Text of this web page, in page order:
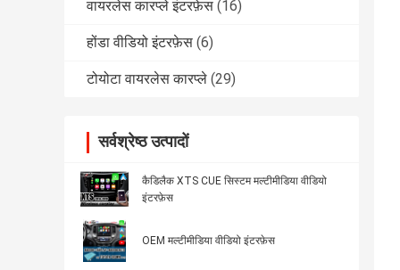
वायरलेस कारप्ले इंटरफ़ेस (16)
होंडा वीडियो इंटरफ़ेस (6)
टोयोटा वायरलेस कारप्ले (29)
सर्वश्रेष्ठ उत्पादों
कैडिलैक XTS CUE सिस्टम मल्टीमीडिया वीडियो
इंटरफ़ेस
OEM मल्टीमीडिया वीडियो इंटरफ़ेस